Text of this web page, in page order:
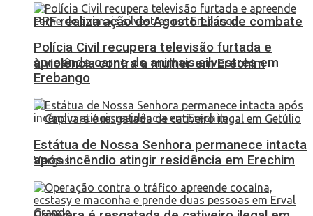
PRF realiza ação do Agosto Lilás de combate
à violência contra a mulher em Erechim
Polícia Civil recupera televisão furtada e
apreende carne de animais silvestres em
Erebango
Estátua de Nossa Senhora permanece intacta
após incêndio atingir residência em Erechim